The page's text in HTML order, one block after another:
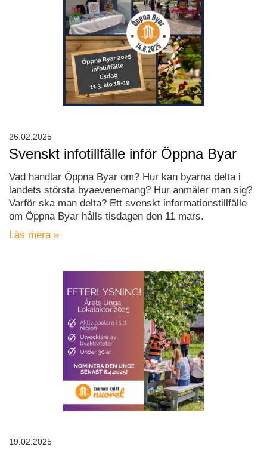
Svenskt infotillfälle inför Öppna Byar
Vad handlar Öppna Byar om? Hur kan byarna delta i
landets största byaevenemang? Hur anmäler man sig?
Varför ska man delta? Ett svenskt informationstillfälle
om Öppna Byar hålls tisdagen den 11 mars.
Läs mera »
26.02.2025
19.02.2025